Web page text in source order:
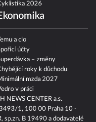
2026
Temu a clo
účty
– změny
roky k důchodu
mzda 2027
v práci
NEWS CENTER a.s.
1, 100 00 Praha 10 -
sp.zn. B 19490 a dodavatelé